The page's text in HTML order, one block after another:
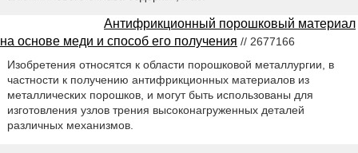
Антифрикционный порошковый материал
на основе меди и способ его получения // 2677166
Изобретения относятся к области порошковой металлургии, в
частности к получению антифрикционных материалов из
металлических порошков, и могут быть использованы для
изготовления узлов трения высоконагруженных деталей
различных механизмов.